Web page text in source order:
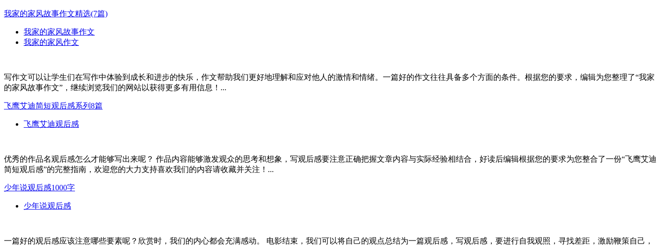
我家的家风故事作文精选(7篇)
我家的家风故事作文
我家的家风作文
写作文可以让学生们在写作中体验到成长和进步的快乐，作文帮助我们更好地理解和应对他人的激情和情绪。一篇好的作文往往具备多个方面的条件。根据您的要求，编辑为您整理了“我家
的家风故事作文”，继续浏览我们的网站以获得更多有用信息！...
飞鹰艾迪简短观后感系列8篇
飞鹰艾迪观后感
优秀的作品名观后感怎么才能够写出来呢？ 作品内容能够激发观众的思考和想象，写观后感要注意正确把握文章内容与实际经验相结合，好读后编辑根据您的要求为您整合了一份“飞鹰艾迪
简短观后感”的完整指南，欢迎您的大力支持喜欢我们的内容请收藏并关注！...
少年说观后感1000字
少年说观后感
一篇好的观后感应该注意哪些要素呢？欣赏时，我们的内心都会充满感动。 电影结束，我们可以将自己的观点总结为一篇观后感，写观后感，要进行自我观照，寻找差距，激励鞭策自己，